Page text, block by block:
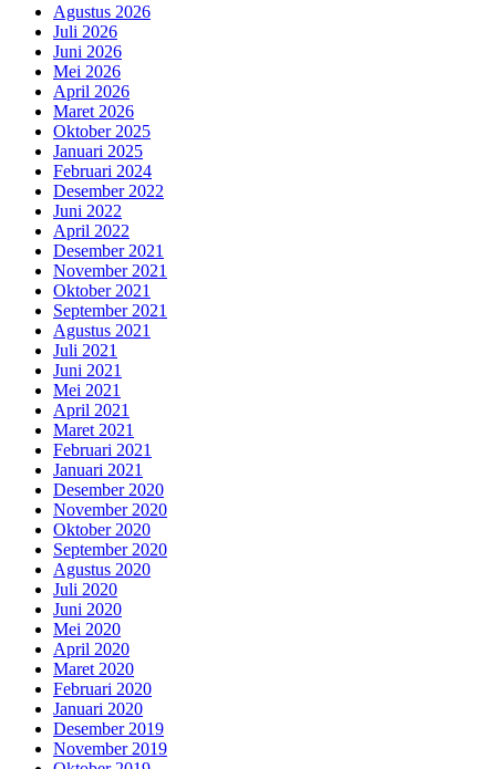
Agustus 2026
Juli 2026
Juni 2026
Mei 2026
April 2026
Maret 2026
Oktober 2025
Januari 2025
Februari 2024
Desember 2022
Juni 2022
April 2022
Desember 2021
November 2021
Oktober 2021
September 2021
Agustus 2021
Juli 2021
Juni 2021
Mei 2021
April 2021
Maret 2021
Februari 2021
Januari 2021
Desember 2020
November 2020
Oktober 2020
September 2020
Agustus 2020
Juli 2020
Juni 2020
Mei 2020
April 2020
Maret 2020
Februari 2020
Januari 2020
Desember 2019
November 2019